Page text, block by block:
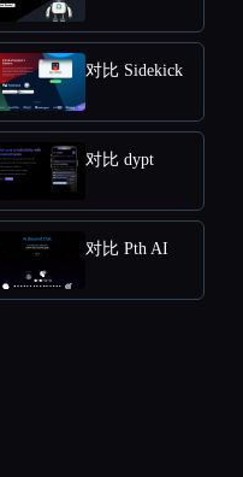
对比 Sidekick
对比 dypt
对比 Pth AI